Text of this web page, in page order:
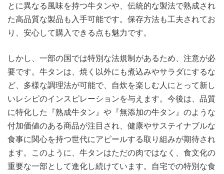
とに異なる風味を持つ牛タンや、伝統的な製法で熟成され
た高品質な製品も入手可能です。保存方法も工夫されてお
り、安心して購入できる点も魅力です。
しかし、一部の国では特別な法規制があるため、注意が必
要です。牛タンは、焼く以外にも煮込みやサラダにするな
ど、多様な調理法が可能で、自炊を楽しむ人にとって新し
いレシピのインスピレーションを与えます。今後は、品質
に特化した『熟成牛タン』や『無添加の牛タン』のような
付加価値のある商品が注目され、健康やサステイナブルな
食事に関心を持つ世代にアピールする取り組みが期待され
ます。このように、牛タンはただの肉ではなく、食文化の
重要な一部として進化し続けています。自宅での特別な食